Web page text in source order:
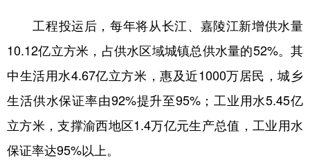
工程投运后，每年将从长江、嘉陵江新增供水量
10.12亿立方米，占供水区域城镇总供水量的52%。其
中生活用水4.67亿立方米，惠及近1000万居民，城乡
生活供水保证率由92%提升至95%；工业用水5.45亿
立方米，支撑渝西地区1.4万亿元生产总值，工业用水
保证率达95%以上。